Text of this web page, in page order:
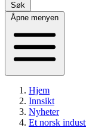
Søk
Åpne menyen
Hjem
Innsikt
Nyheter
Et norsk